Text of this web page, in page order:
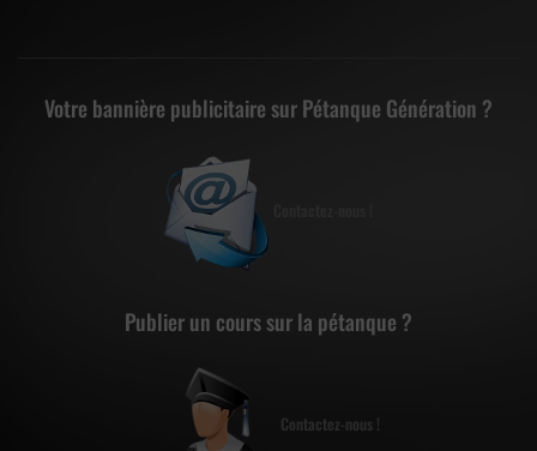
Votre bannière publicitaire sur Pétanque Génération ?
Publier un cours sur la pétanque ?
Contactez-nous !